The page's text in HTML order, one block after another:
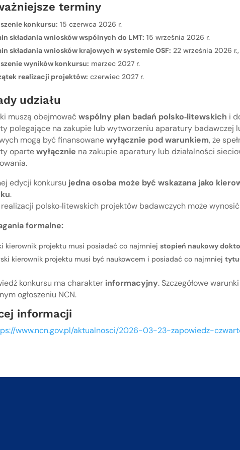
terminy
konkursu: 15 czerwca 2026 r.
składania wniosków wspólnych do LMT: 15 września 2026 r.
składania wniosków krajowych w systemie OSF: 22 września 2026
wyników konkursu: marzec 2027 r.
realizacji projektów: czerwiec 2027 r.
udziału
muszą obejmować wspólny plan badań polsko‑litewskich i
polegające na zakupie lub wytworzeniu aparatury badawczej
mogą być finansowanewyłącznie pod warunkiem, że
opartewyłącznie na zakupie aparatury lub działalności
edycji konkursu jedna osoba może być wskazana jako
.
polsko‑litewskich projektów badawczych może wynosić
formalne:
kierownik projektu musi posiadać co najmniej stopień naukowy
kierownik projektu musi być naukowcem i posiadać co najmniej
konkursu ma charakter informacyjny. Szczegółowe
ogłoszeniu NCN.
informacji
www.ncn.gov.pl/aktualnosci/2026-03-23-zapowiedz-